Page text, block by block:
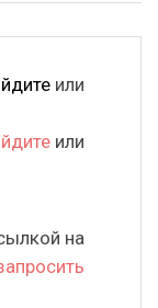
или
или
на